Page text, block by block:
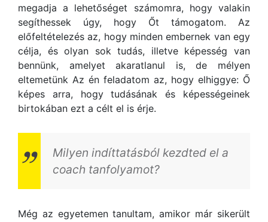
megadja a lehetőséget számomra, hogy valakin
segíthessek úgy, hogy Őt támogatom. Az
előfeltételezés az, hogy minden embernek van egy
célja, és olyan sok tudás, illetve képesség van
bennünk, amelyet akaratlanul is, de mélyen
eltemetünk Az én feladatom az, hogy elhiggye: Ő
képes arra, hogy tudásának és képességeinek
birtokában ezt a célt el is érje.
Milyen indíttatásból kezdted el a
coach tanfolyamot?
Még az egyetemen tanultam, amikor már sikerült